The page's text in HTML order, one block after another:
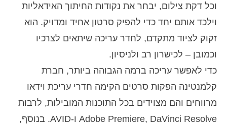
וכל דקת צילום, יבחר את נקודות החיתוך האידאליות
וילכד אותם יחד כדי להפיק סרטון אחיד ומדויק. הוא
זקוק לציוד מתקדם, לחדר עריכה שיתאים לצרכיו
וכמובן – לכישרון רב ולניסיון.
כדי לאפשר עריכה ברמה הגבוהה ביותר, חברת
קלמנטינה הפקות סרטים הקימה חדרי עריכת וידאו
מרווחים והם מצוידים בכל התוכנות המובילות, לרבות
Adobe Premiere, DaVinci Resolve ו-AVID. בנוסף,